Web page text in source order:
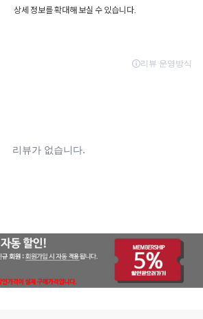
상세 정보를 확대해 보실 수 있습니다.